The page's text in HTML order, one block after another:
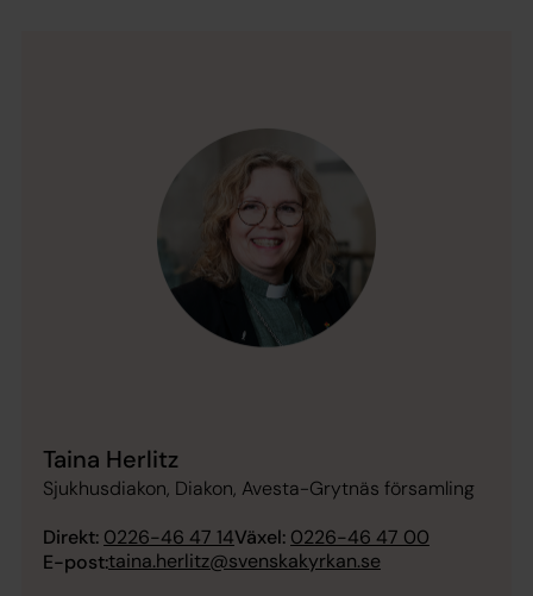
Taina Herlitz
Sjukhusdiakon, Diakon, Avesta-Grytnäs församling
Direkt: 0226-46 47 14Växel: 0226-46 47 00
E-post:taina.herlitz@svenskakyrkan.se